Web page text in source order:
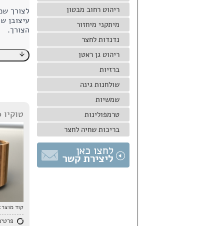
ריהוט רחוב מבטון
מיתקני מיחזור
נדנדות לחצר
ריהוט גן ראטן
ברזיות
שולחנות גינה
שמשיות
טרמפולינות
בריכות שחיה לחצר
לצורך
עיצובן
הצורך.
טוקיו 670
קוד